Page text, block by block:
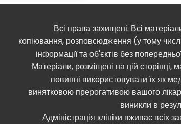
Всі права захищені. Всі
копіювання, розповсюдження (у тому
інформації та об'єктів без
Матеріали, розміщені на цій сторінці,
повинні використовувати їх як
винятковою прерогативою вашого
виникли в
Адміністрація клініки вживає